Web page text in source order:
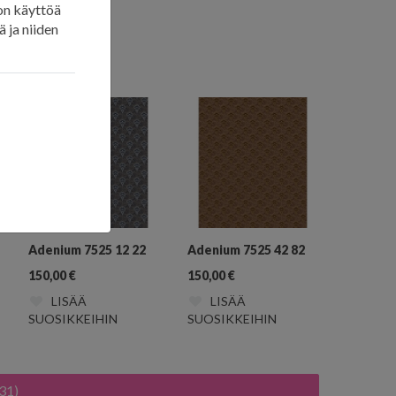
Adenium 7525 12 22
150,00€
LISÄÄ
SUOSIKKEIHIN
Adenium 7525 42 82
150,00€
LISÄÄ
SUOSIKKEIHIN
käyttöä
ja niiden